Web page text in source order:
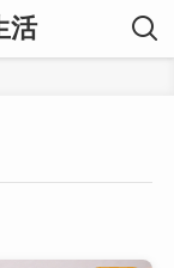
活